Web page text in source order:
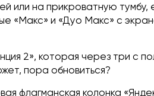
или на прикроватную
«Макс» и «Дуо Макс» с
2», которая через три с
пора обновиться?
флагманская колонка